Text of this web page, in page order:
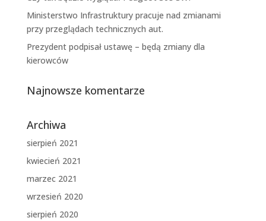
Ministerstwo Infrastruktury pracuje nad zmianami
przy przeglądach technicznych aut.
Prezydent podpisał ustawę – będą zmiany dla
kierowców
Najnowsze komentarze
Archiwa
sierpień 2021
kwiecień 2021
marzec 2021
wrzesień 2020
sierpień 2020